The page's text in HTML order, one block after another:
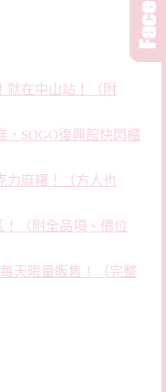
就在中山站！（附
SOGO復興館快閃櫃
力麻糬！（方人也
！（附全品項、價位
天限量販售！（完整